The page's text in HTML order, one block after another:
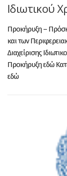
Ιδιωτικού
Προκήρυξη –
και των
Διαχείρισης
Προκήρυξη εδώ
εδώ